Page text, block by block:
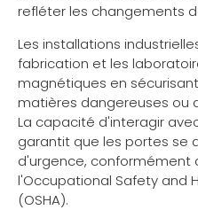
refléter les changements
Les installations
fabrication et les
magnétiques en
matières dangereuses ou
La capacité d'interagir
garantit que les portes se
d'urgence, conformément
l'Occupational Safety and
(OSHA).